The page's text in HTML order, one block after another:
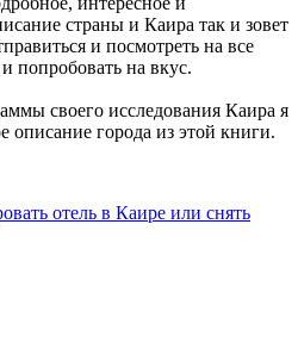
страны и Каира так и зовет
и посмотреть на все
попробовать на вкус.
своего исследования Каира я
описание города из этой книги.
отель в Каире или снять